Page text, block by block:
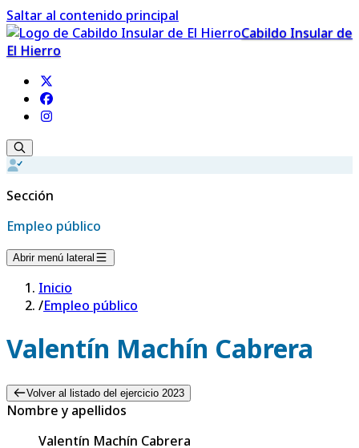
Saltar al contenido principal
Cabildo Insular de
El Hierro
Sección
Empleo público
Abrir menú lateral
Inicio
/Empleo público
Valentín Machín Cabrera
Volver al listado del ejercicio 2023
Nombre y apellidos
Valentín Machín Cabrera